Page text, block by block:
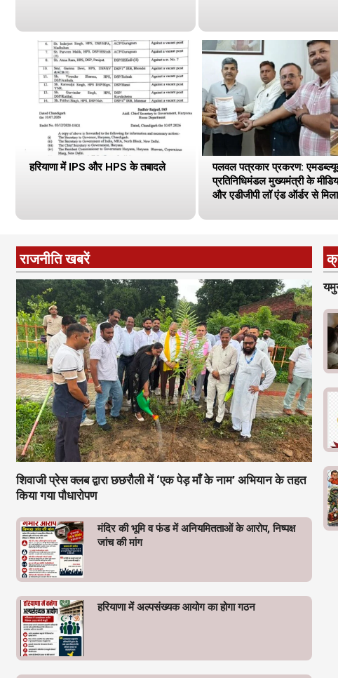
हरियाणा में IPS और HPS के तबादले
पलवल पत्रकार प्रकरण:
प्रतिनिधिमंडल मुख्यमंत्री के
और एडीजीपी लॉ एंड ऑर्डर से मिला
राजनीति खबरें
शिवाजी प्रेस क्लब द्वारा छछरौली में ‘एक पेड़ माँ के नाम’ अभियान के तहत
किया गया पौधारोपण
मंदिर की भूमि व फंड में अनियमितताओं के आरोप, निष्पक्ष
जांच की मांग
हरियाणा में अल्पसंख्यक आयोग का होगा गठन